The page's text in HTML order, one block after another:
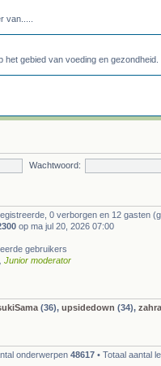
van.....
gebied van voeding en gezondheid.
Wachtwoord:
0 verborgen en 12 gasten
op ma jul 20, 2026 07:00
gebruikers
Junior moderator
(36), upsidedown (34), zahra
onderwerpen 48617 • Totaal aantal